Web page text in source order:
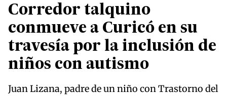
Corredor talquino
conmueve a Curicó en su
travesía por la inclusión de
niños con autismo
Juan Lizana, padre de un niño con Trastorno del